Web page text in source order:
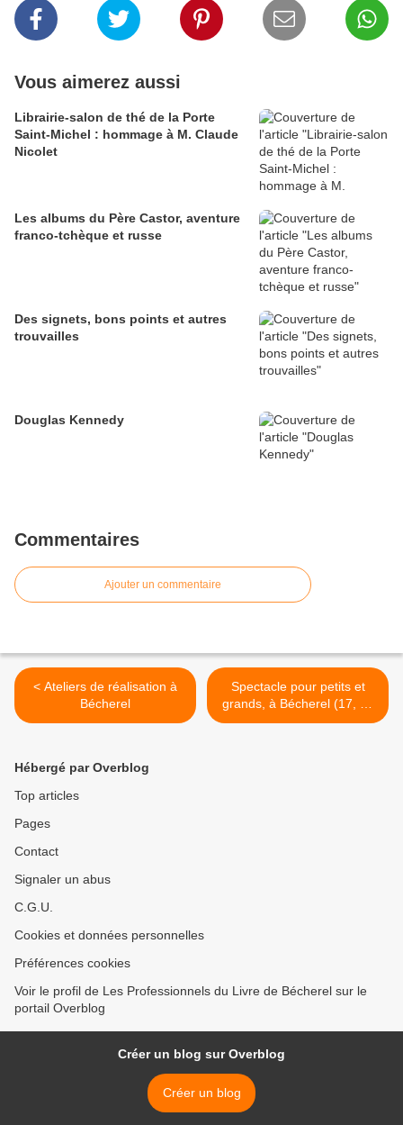
Vous aimerez aussi
Librairie-salon de thé de la Porte
Saint-Michel : hommage à M. Claude
Nicolet
Les albums du Père Castor, aventure
franco-tchèque et russe
Des signets, bons points et autres
trouvailles
Douglas Kennedy
Commentaires
Ajouter un commentaire
< Ateliers de réalisation à
Bécherel
Spectacle pour petits et
grands, à Bécherel (17, 18
et 19 mai 2013) >
Hébergé par Overblog
Top articles
Pages
Contact
Signaler un abus
C.G.U.
Cookies et données personnelles
Préférences cookies
Voir le profil de Les Professionnels du Livre de Bécherel sur le
portail Overblog
Créer un blog sur Overblog
Créer un blog